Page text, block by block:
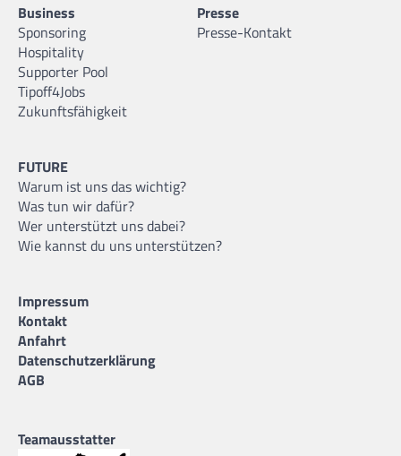
Business
Sponsoring
Hospitality
Supporter Pool
Tipoff4Jobs
Zukunftsfähigkeit
Presse
Presse-Kontakt
FUTURE
Warum ist uns das wichtig?
Was tun wir dafür?
Wer unterstützt uns dabei?
Wie kannst du uns unterstützen?
Impressum
Kontakt
Anfahrt
Datenschutzerklärung
AGB
Teamausstatter